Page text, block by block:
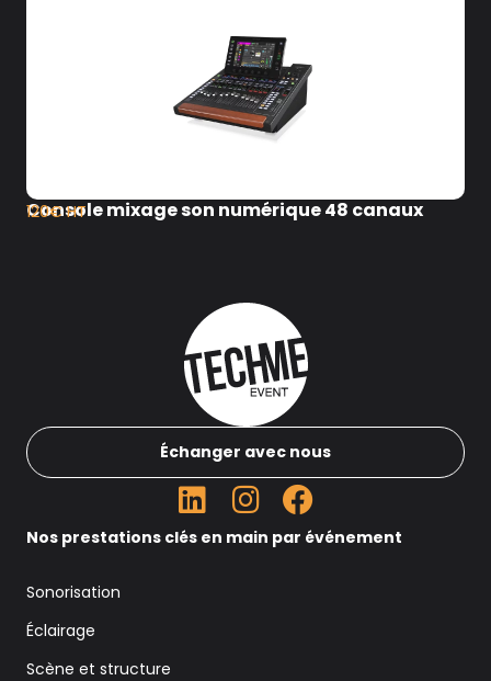
Console mixage son numérique 48 canaux
120€ HT
Échanger avec nous
Nos prestations clés en main par événement
Sonorisation
Éclairage
Scène et structure